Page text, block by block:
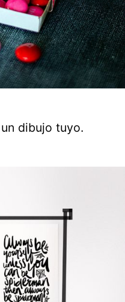
dibujo tuyo.